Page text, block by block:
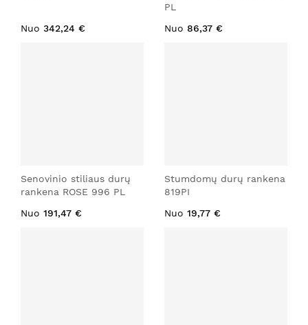
Nuo 342,24 €
PL
Nuo 86,37 €
Senovinio stiliaus durų
rankena ROSE 996 PL
Nuo 191,47 €
Stumdomų durų rankena
819PI
Nuo 19,77 €